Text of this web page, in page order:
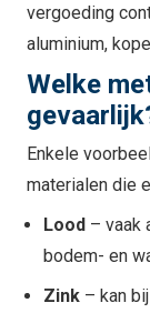
vergoeding
aluminium,
Welke
Enkele
materialen die
Lood – vaak
bodem- en
Zink – kan